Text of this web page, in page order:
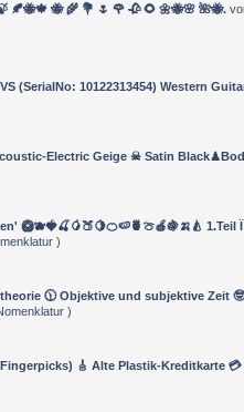
🍂🐝🍁 🐝 🌾 💐 🌷 🌹 🥀 🌻 🌼🐝🌸 🌺🐝.
(SerialNo: 10122313454) Western
Electric Geige ☠ Satin
🥝🫐🍓🍒🥭🍑🍋🍊🍉🍍🍈🍎🍇🍌🍐 1.Teil
)
🕦 Objektive und subjektive Zeit
)
🎸 Alte Plastik-Kreditkarte